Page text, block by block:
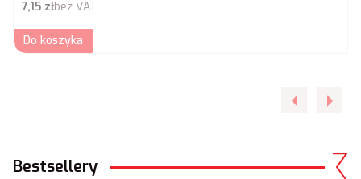
Cena netto
7,15 złbez VAT
Do koszyka
Bestsellery